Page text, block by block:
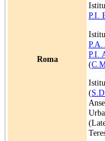
Roma
P.I.
P.A.
P.I.
(
(